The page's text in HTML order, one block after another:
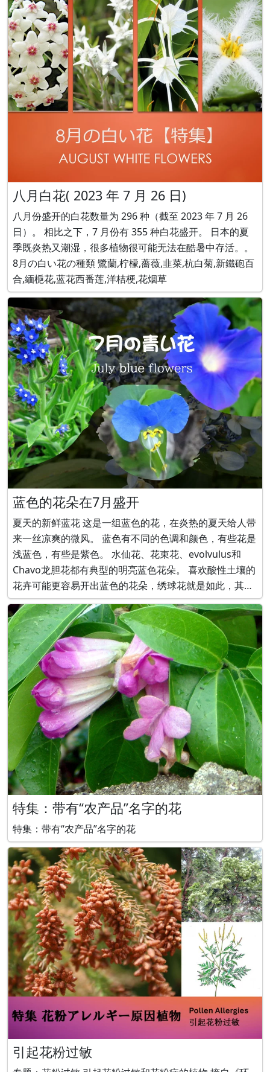
八月白花( 2023 年 7 月 26 日)
八月份盛开的白花数量为 296 种（截至 2023 年 7 月 26
日）。 相比之下，7 月份有 355 种白花盛开。 日本的夏
季既炎热又潮湿，很多植物很可能无法在酷暑中存活。。
8月の白い花の種類 鷺蘭,柠檬,薔薇,韭菜,杭白菊,新鐵砲百
合,緬梔花,蓝花西番莲,洋桔梗,花烟草
蓝色的花朵在7月盛开
夏天的新鲜蓝花 这是一组蓝色的花，在炎热的夏天给人带
来一丝凉爽的微风。 蓝色有不同的色调和颜色，有些花是
浅蓝色，有些是紫色。 水仙花、花束花、evolvulus和
Chavo龙胆花都有典型的明亮蓝色花朵。 喜欢酸性土壤的
花卉可能更容易开出蓝色的花朵，绣球花就是如此，其花
色是粉红色或蓝色，取决于土壤的酸度。 典型的亮蓝色花
朵是由莳萝、巨型花束、Evolvulus和Chamaecyparis
obtus
特集：带有“农产品”名字的花
特集：带有“农产品”名字的花
引起花粉过敏